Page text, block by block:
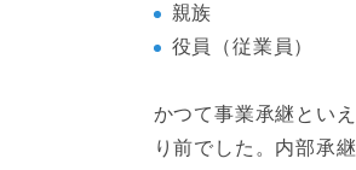
親族
役員（従業員）
かつて事業承継とい
り前でした。内部承